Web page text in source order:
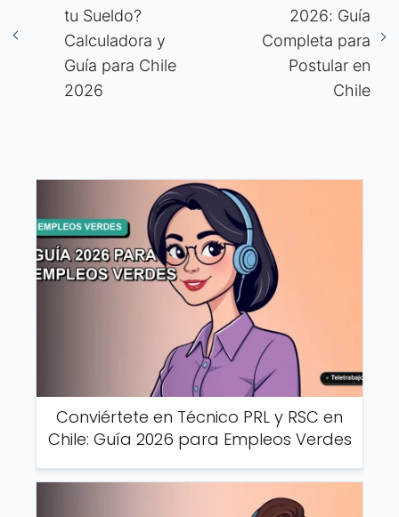
tu Sueldo?
Calculadora y
Guía para Chile
2026
2026: Guía
Completa para
Postular en
Chile
Conviértete en Técnico PRL y RSC en
Chile: Guía 2026 para Empleos Verdes